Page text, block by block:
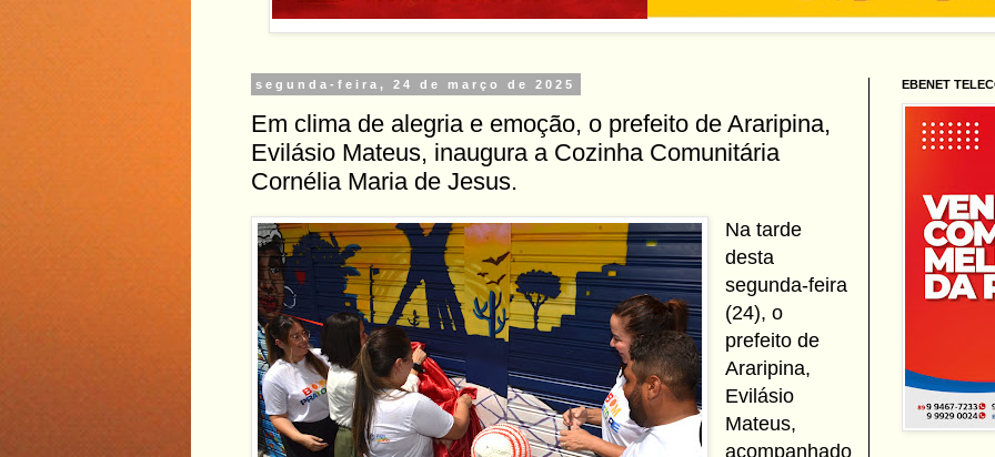
segunda-feira, 24 de março de 2025
Em clima de alegria e emoção, o prefeito de Araripina,
Evilásio Mateus, inaugura a Cozinha Comunitária
Cornélia Maria de Jesus.
Na tarde
desta
segunda-feira
(24), o
prefeito de
Araripina,
Evilásio
Mateus,
acompanhado
EBENET